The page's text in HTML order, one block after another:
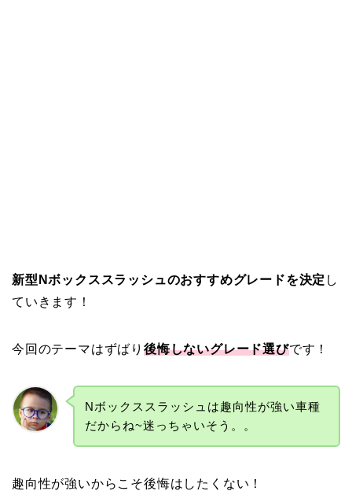
新型Nボックススラッシュのおすすめグレードを決定 し
ていきます！
今回のテーマはずばり 後悔しないグレード選びです！
Nボックススラッシュは趣向性が強い車種
だからね~迷っちゃいそう。。
趣向性が強いからこそ後悔はしたくない！